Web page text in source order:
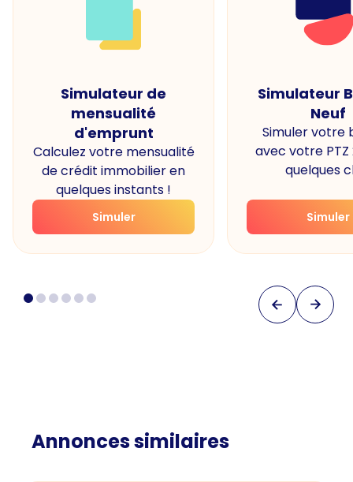
Simulateur de
mensualité
d'emprunt
Calculez votre mensualité
de crédit immobilier en
quelques instants !
Simuler
Simulateur
Neuf
Simuler votre
avec votre PTZ
quelques
Simuler
Annonces similaires